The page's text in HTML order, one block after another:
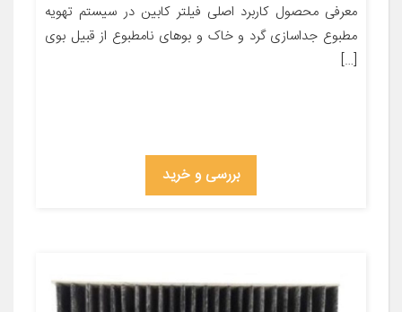
معرفی محصول کاربرد اصلی فیلتر کابین در سیستم تهویه
مطبوع جداسازی گرد و خاک و بوهای نامطبوع از قبیل بوی
[…]
بررسی و خرید